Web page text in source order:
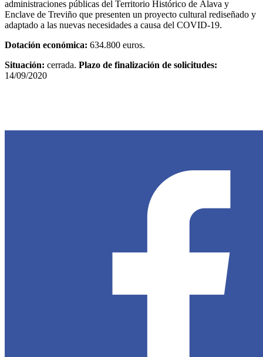
administraciones públicas del Territorio Histórico de Álava y
Enclave de Treviño que presenten un proyecto cultural rediseñado y
adaptado a las nuevas necesidades a causa del COVID-19.
Dotación económica: 634.800 euros.
Situación: cerrada. Plazo de finalización de solicitudes:
14/09/2020